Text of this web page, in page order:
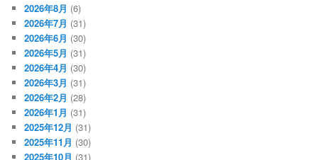
2026年8月 (6)
2026年7月 (31)
2026年6月 (30)
2026年5月 (31)
2026年4月 (30)
2026年3月 (31)
2026年2月 (28)
2026年1月 (31)
2025年12月 (31)
2025年11月 (30)
2025年10月 (31)